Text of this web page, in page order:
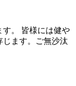
す。 皆様には健や
ます。ご無沙汰